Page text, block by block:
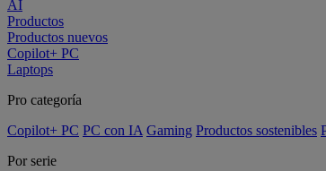
AI
Productos
Productos nuevos
Copilot+ PC
Laptops
Pro categoría
Copilot+ PC PC con IA Gaming Productos sostenibles
Por serie